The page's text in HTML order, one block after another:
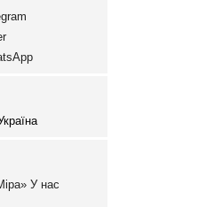
У нас